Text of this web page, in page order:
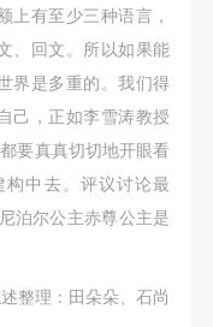
上有至少三种语言，
、回文。所以如果能
界是多重的。我们得
己，正如李雪涛教授
要真真切切地开眼看
中去。评议讨论最
泊尔公主赤尊公主是
整理：田朵朵、石尚